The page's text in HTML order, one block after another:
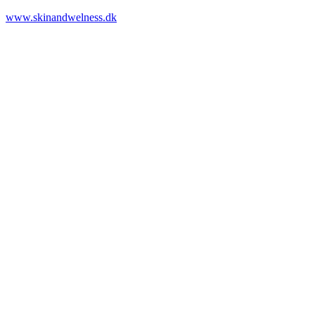
www.skinandwelness.dk